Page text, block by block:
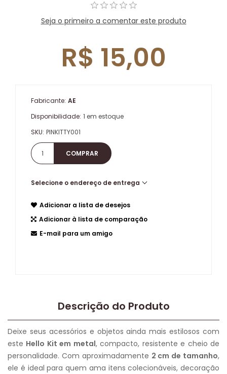
Seja o primeiro a comentar este produto
R$ 15,00
Fabricante: AE
Disponibilidade: 1 em estoque
SKU: PINKITTY001
Selecione o endereço de entrega
Adicionar a lista de desejos
Adicionar à lista de comparação
E-mail para um amigo
Descrição do Produto
Deixe seus acessórios e objetos ainda mais estilosos com
este Hello Kit em metal, compacto, resistente e cheio de
personalidade. Com aproximadamente 2 cm de tamanho,
ele é ideal para quem ama itens colecionáveis, decoração